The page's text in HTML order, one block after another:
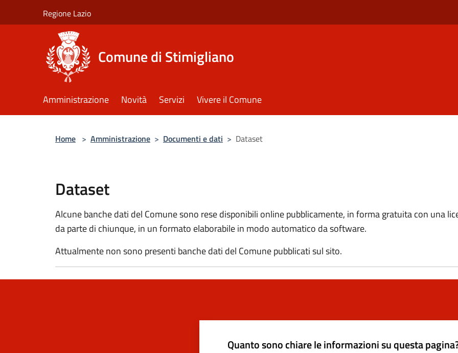
Regione Lazio
Comune di Stimigliano
Amministrazione Novità Servizi Vivere il Comune
Home > Amministrazione > Documenti e dati > Dataset
Dataset
Alcune banche dati del Comune sono rese disponibili online pubblicamente, in forma gratuita con una
da parte di chiunque, in un formato elaborabile in modo automatico da software.
Attualmente non sono presenti banche dati del Comune pubblicati sul sito.
Quanto sono chiare le informazioni su questa